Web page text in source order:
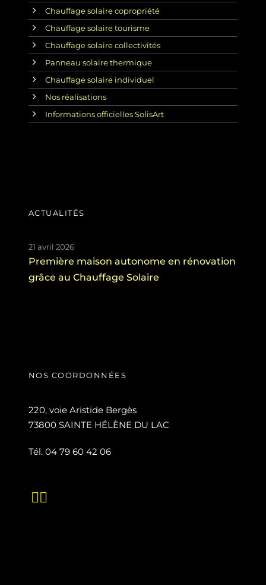
Chauffage solaire copropriété
Chauffage solaire tourisme
Chauffage solaire collectivités
Panneau solaire thermique
Chauffage solaire individuel
Nos réalisations
Informations officielles SolisArt
ACTUALITÉS
21 avril 2026
Première maison autonome en rénovation
grâce au Chauffage Solaire
NOS COORDONNÉES
220, voie Aristide Bergès
73800 SAINTE HÉLÈNE DU LAC
Tél. 04 79 60 42 06